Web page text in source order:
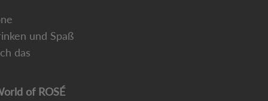
und Spaß
das
of ROSÉ